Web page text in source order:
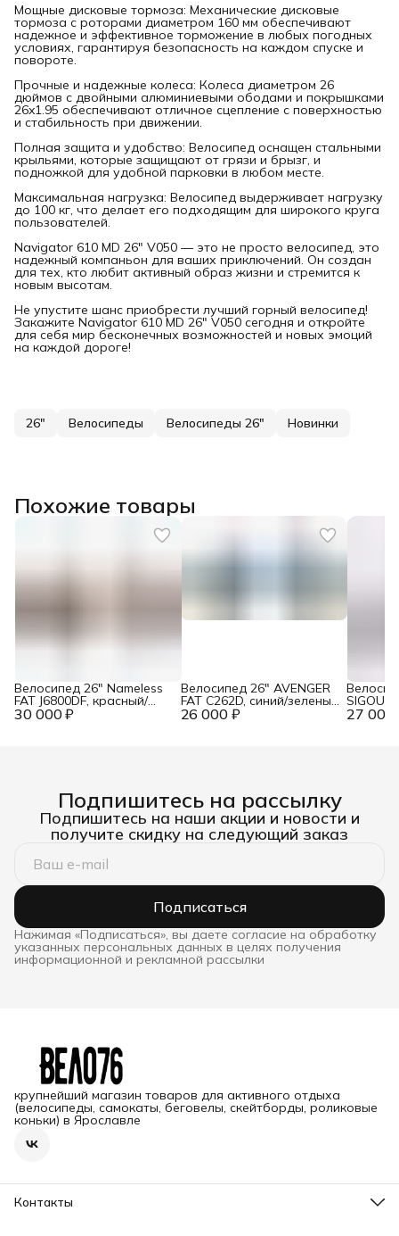
Мощные дисковые тормоза: Механические дисковые
тормоза с роторами диаметром 160 мм обеспечивают
надежное и эффективное торможение в любых погодных
условиях, гарантируя безопасность на каждом спуске и
повороте.
Прочные и надежные колеса: Колеса диаметром 26
дюймов с двойными алюминиевыми ободами и покрышками
26x1.95 обеспечивают отличное сцепление с поверхностью
и стабильность при движении.
Полная защита и удобство: Велосипед оснащен стальными
крыльями, которые защищают от грязи и брызг, и
подножкой для удобной парковки в любом месте.
Максимальная нагрузка: Велосипед выдерживает нагрузку
до 100 кг, что делает его подходящим для широкого круга
пользователей.
Navigator 610 MD 26" V050 — это не просто велосипед, это
надежный компаньон для ваших приключений. Он создан
для тех, кто любит активный образ жизни и стремится к
новым высотам.
Не упустите шанс приобрести лучший горный велосипед!
Закажите Navigator 610 MD 26" V050 сегодня и откройте
для себя мир бесконечных возможностей и новых эмоций
на каждой дороге!
26" Велосипеды Велосипеды 26" Новинки
Похожие товары
30 000 ₽
Велосипед 26" Nameless
FAT J6800DF, красный/
желтый, 18" 26 000 ₽
Велосипед 26" AVENGER
FAT C262D, синий/зеленый
неон, 17,5" 27 000
скор.,
Подпишитесь на рассылку
Подпишитесь на наши акции и новости и
получите скидку на следующий заказ
Подписаться
Нажимая «Подписаться», вы даете согласие на обработку
указанных персональных данных в целях получения
информационной и рекламной рассылки
крупнейший магазин товаров для активного отдыха
(велосипеды, самокаты, беговелы, скейтборды, роликовые
коньки) в Ярославле
Контакты